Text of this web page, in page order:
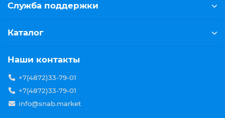
Служба поддержки
Каталог
Наши контакты
+7(4872)33-79-01
+7(4872)33-79-01
info@snab.market